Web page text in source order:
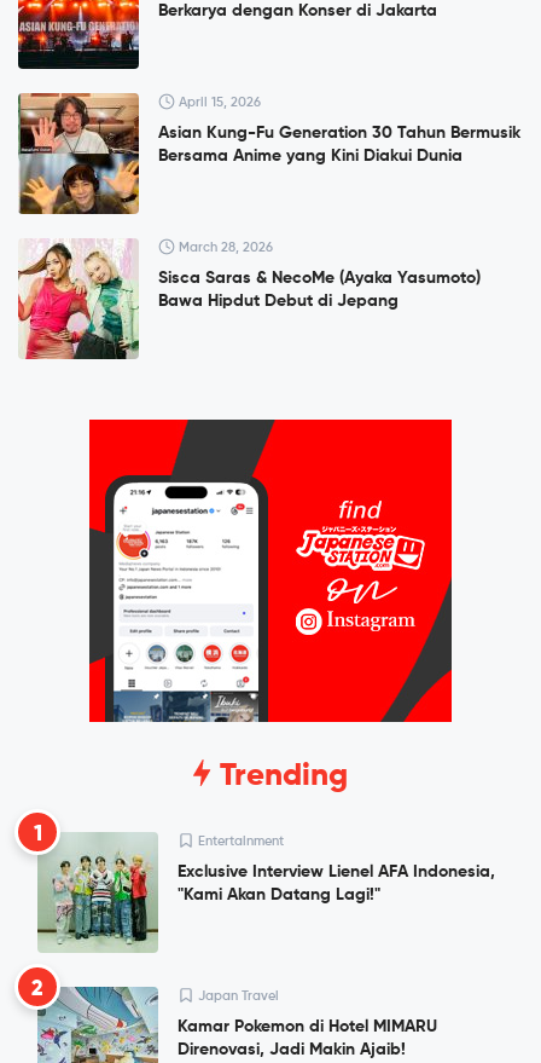
Berkarya dengan Konser di Jakarta
April 15, 2026
Asian Kung-Fu Generation 30 Tahun Bermusik
Bersama Anime yang Kini Diakui Dunia
March 28, 2026
Sisca Saras & NecoMe (Ayaka Yasumoto)
Bawa Hipdut Debut di Jepang
Trending
1 Entertainment
Exclusive Interview Lienel AFA Indonesia,
"Kami Akan Datang Lagi!"
2 Japan Travel
Kamar Pokemon di Hotel MIMARU
Direnovasi, Jadi Makin Ajaib!